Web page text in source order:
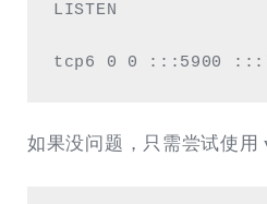
LISTEN
tcp6 0 0 :::5900 :::*
如果没问题，只需尝试使用